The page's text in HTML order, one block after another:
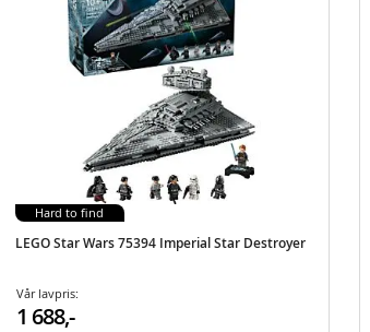
LEGO Star Wars 75394 Imperial Star Destroyer
Vår lavpris:
1 688,-
Hard to find